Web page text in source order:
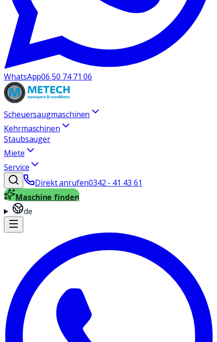
WhatsApp06 50 74 71 06
Scheuersaugmaschinen
Kehrmaschinen
Staubsauger
Miete
Service
Direkt anrufen0342 - 41 43 61
Maschine finden
de